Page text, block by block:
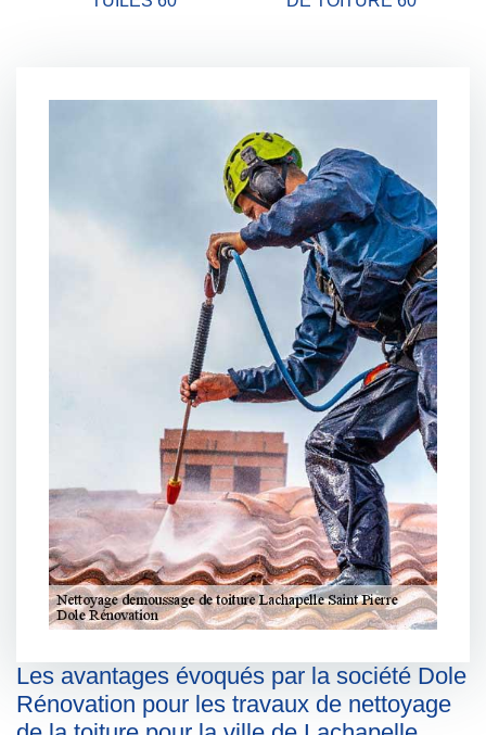
Les avantages évoqués par la société Dole
Rénovation pour les travaux de nettoyage